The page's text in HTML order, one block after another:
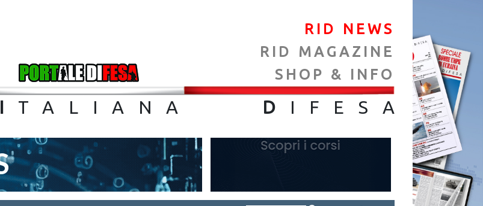
RID NEWS
RID MAGAZINE
SHOP & INFO
I TALIANA D IFES A